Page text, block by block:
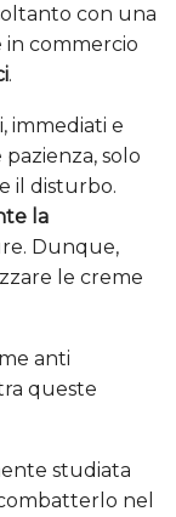
con una
commercio
.
immediati e
solo
il disturbo.
la
Dunque,
le creme
anti
queste
studiata
nel